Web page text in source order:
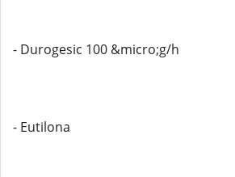
- Durogesic 100 &micro;g/h
- Eutilona